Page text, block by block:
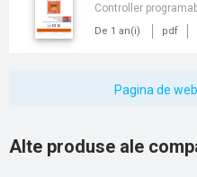
De 1 an(i) pdf
Controller
Pagina de
Alte produse ale